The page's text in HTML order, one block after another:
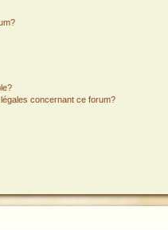
concernant ce forum?